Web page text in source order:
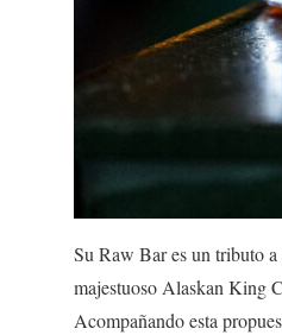
Su Raw Bar es un tributo
majestuoso Alaskan King
Acompañando esta